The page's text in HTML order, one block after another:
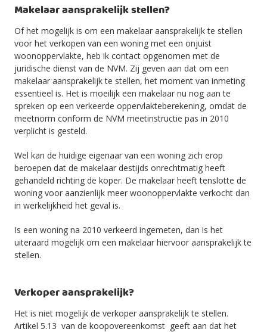
Makelaar aansprakelijk stellen?
Of het mogelijk is om een makelaar aansprakelijk te stellen
voor het verkopen van een woning met een onjuist
woonoppervlakte, heb ik contact opgenomen met de
juridische dienst van de NVM. Zij geven aan dat om een
makelaar aansprakelijk te stellen, het moment van inmeting
essentieel is. Het is moeilijk een makelaar nu nog aan te
spreken op een verkeerde oppervlakteberekening, omdat de
meetnorm conform de NVM meetinstructie pas in 2010
verplicht is gesteld.
Wel kan de huidige eigenaar van een woning zich erop
beroepen dat de makelaar destijds onrechtmatig heeft
gehandeld richting de koper. De makelaar heeft tenslotte de
woning voor aanzienlijk meer woonoppervlakte verkocht dan
in werkelijkheid het geval is.
Is een woning na 2010 verkeerd ingemeten, dan is het
uiteraard mogelijk om een makelaar hiervoor aansprakelijk te
stellen.
Verkoper aansprakelijk?
Het is niet mogelijk de verkoper aansprakelijk te stellen.
Artikel 5.13 van de koopovereenkomst geeft aan dat het